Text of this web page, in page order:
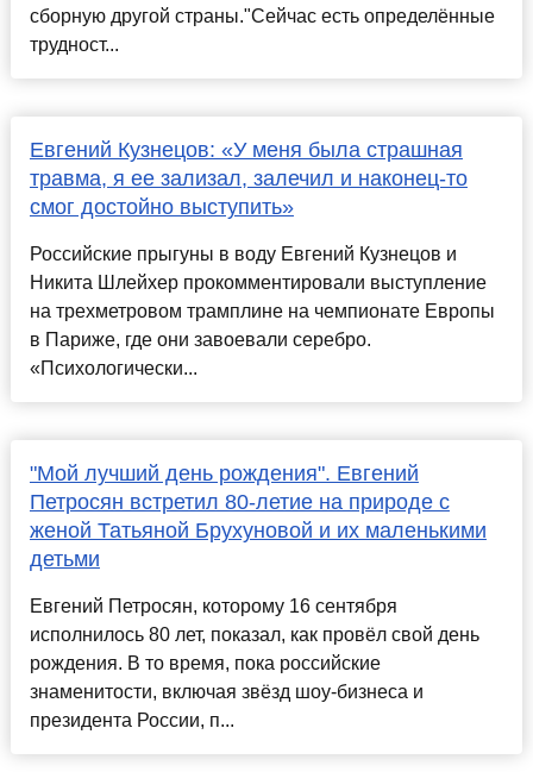
сборную другой страны."Сейчас есть определённые
трудност...
Евгений Кузнецов: «У меня была страшная
травма, я ее зализал, залечил и наконец‑то
смог достойно выступить»
Российские прыгуны в воду Евгений Кузнецов и
Никита Шлейхер прокомментировали выступление
на трехметровом трамплине на чемпионате Европы
в Париже, где они завоевали серебро.
«Психологически...
"Мой лучший день рождения". Евгений
Петросян встретил 80-летие на природе с
женой Татьяной Брухуновой и их маленькими
детьми
Евгений Петросян, которому 16 сентября
исполнилось 80 лет, показал, как провёл свой день
рождения. В то время, пока российские
знаменитости, включая звёзд шоу-бизнеса и
президента России, п...